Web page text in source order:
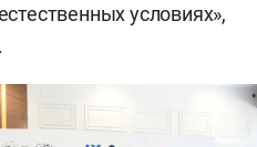
условиях»,